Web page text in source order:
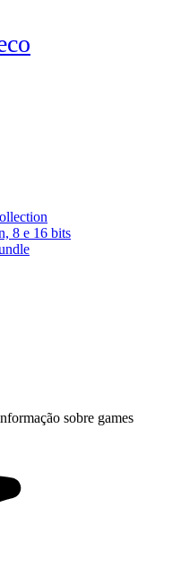
8 e 16 bits
sobre games